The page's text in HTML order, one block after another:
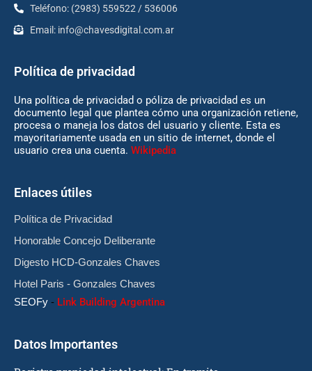
Teléfono: (2983) 559522 / 536006
Email: info@chavesdigital.com.ar
Política de privacidad
Una política de privacidad o póliza de privacidad es un
documento legal que plantea cómo una organización retiene,
procesa o maneja los datos del usuario y cliente. Esta es
mayoritariamente usada en un sitio de internet, donde el
usuario crea una cuenta. Wikipedia
Enlaces útiles
Política de Privacidad
Honorable Concejo Deliberante
Digesto HCD-Gonzales Chaves
Hotel Paris - Gonzales Chaves
SEOFy - Link Building Argentina
Datos Importantes